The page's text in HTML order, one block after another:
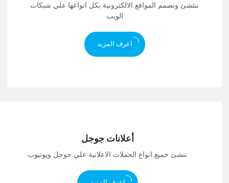
ننئشئ ونصمم المواقع الالكترونية بكل انواعها علي شبكات
الويب
اعرف المزيد
أعلانات جوجل
ننشئ جميع انواع الحملات الاعلانية علي جوجل ويوتيوب